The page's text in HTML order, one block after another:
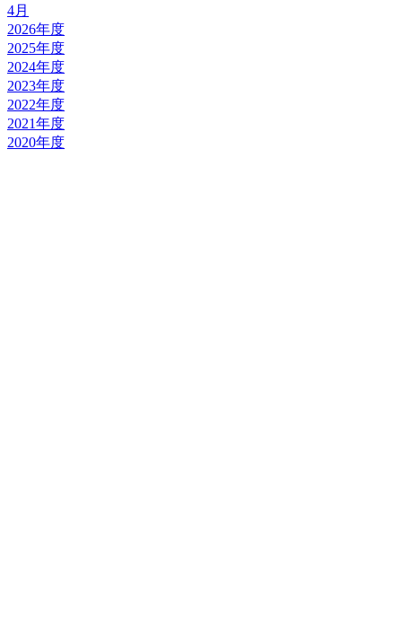
4月
2026年度
2025年度
2024年度
2023年度
2022年度
2021年度
2020年度